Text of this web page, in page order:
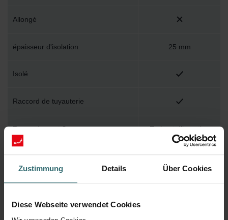
Zustimmung Details Über Cookies
Diese Webseite verwendet Cookies
Allongé
épaisseur d'isolation 25 mm
Isolé
Raccord de tuyauterie
Raccordement 2 Embout d'insertion
diamètre nominal du conduit 90 mm
Raccordement 1
longueur enfichée raccordement 1